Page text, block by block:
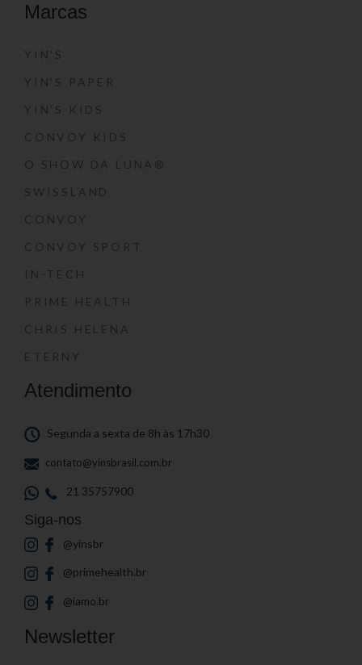
Marcas
YIN’S
YIN’S PAPER
YIN’S KIDS
CONVOY KIDS
O SHOW DA LUNA®
SWISSLAND
CONVOY
CONVOY SPORT
IN-TECH
PRIME HEALTH
CHRIS HELENA
ETERNY
Atendimento
Segunda a sexta de 8h às 17h30
contato@yinsbrasil.com.br
21 35757900
Siga-nos
@yinsbr
@primehealth.br
@iamo.br
Newsletter